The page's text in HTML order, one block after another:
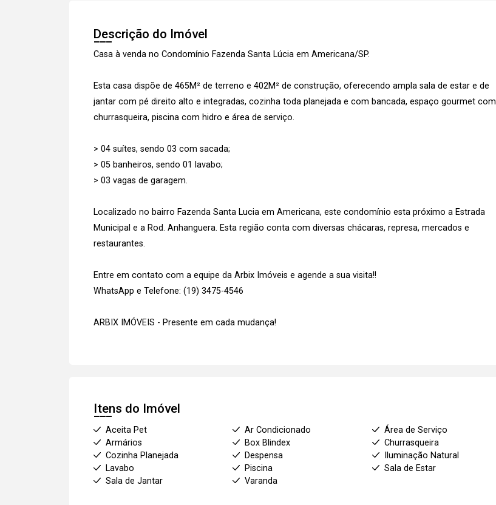
Descrição do Imóvel
Casa à venda no Condomínio Fazenda Santa Lúcia em Americana/SP.
Esta casa dispõe de 465M² de terreno e 402M² de construção, oferecendo ampla sala de estar e de
jantar com pé direito alto e integradas, cozinha toda planejada e com bancada, espaço gourmet com
churrasqueira, piscina com hidro e área de serviço.
> 04 suítes, sendo 03 com sacada;
> 05 banheiros, sendo 01 lavabo;
> 03 vagas de garagem.
Localizado no bairro Fazenda Santa Lucia em Americana, este condomínio esta próximo a Estrada
Municipal e a Rod. Anhanguera. Esta região conta com diversas chácaras, represa, mercados e
restaurantes.
Entre em contato com a equipe da Arbix Imóveis e agende a sua visita!!
WhatsApp e Telefone: (19) 3475-4546
ARBIX IMÓVEIS - Presente em cada mudança!
Itens do Imóvel
Aceita Pet Ar Condicionado
Área de Serviço
Armários
Box Blindex
Churrasqueira
Cozinha Planejada
Despensa
Iluminação Natural
Lavabo
Piscina
Sala de Estar
Sala de Jantar
Varanda